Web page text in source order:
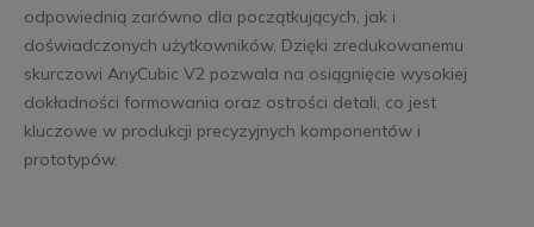
odpowiednią zarówno dla początkujących, jak i
doświadczonych użytkowników. Dzięki zredukowanemu
skurczowi AnyCubic V2 pozwala na osiągnięcie wysokiej
dokładności formowania oraz ostrości detali, co jest
kluczowe w produkcji precyzyjnych komponentów i
prototypów.